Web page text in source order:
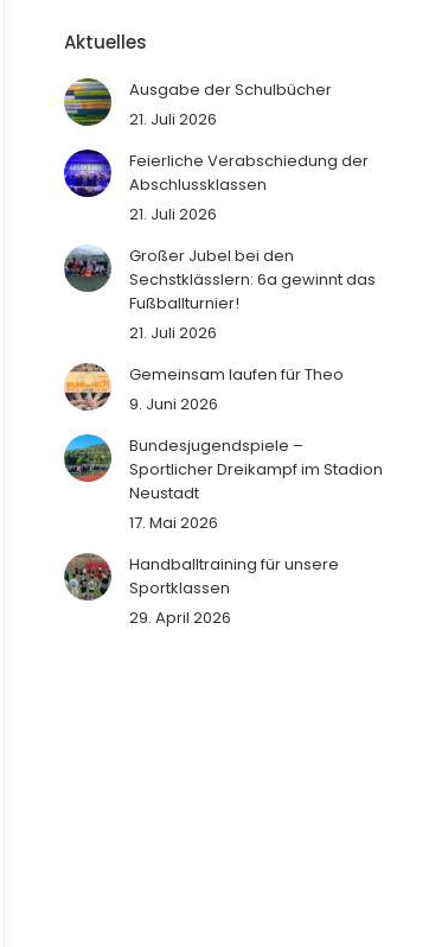
Aktuelles
Ausgabe der Schulbücher
21. Juli 2026
Feierliche Verabschiedung der
Abschlussklassen
21. Juli 2026
Großer Jubel bei den
Sechstklässlern: 6a gewinnt das
Fußballturnier!
21. Juli 2026
Gemeinsam laufen für Theo
9. Juni 2026
Bundesjugendspiele –
Sportlicher Dreikampf im Stadion
Neustadt
17. Mai 2026
Handballtraining für unsere
Sportklassen
29. April 2026